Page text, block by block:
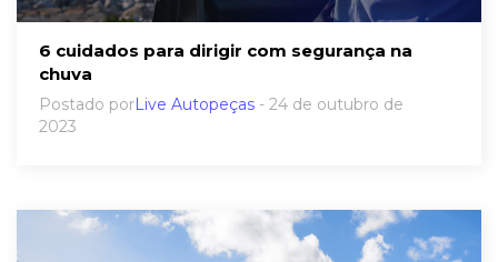
6 cuidados para dirigir com segurança na
chuva
Postado porLive Autopeças - 24 de outubro de
2023